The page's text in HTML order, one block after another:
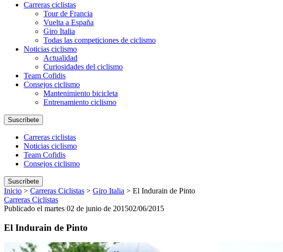
Carreras ciclistas
Tour de Francia
Vuelta a España
Giro Italia
Todas las competiciones de ciclismo
Noticias ciclismo
Actualidad
Curiosidades del ciclismo
Team Cofidis
Consejos ciclismo
Mantenimiento bicicleta
Entrenamiento ciclismo
Suscríbete
Carreras ciclistas
Noticias ciclismo
Team Cofidis
Consejos ciclismo
Suscríbete
Inicio > Carreras Ciclistas > Giro Italia > El Indurain de Pinto
Carreras Ciclistas
Publicado el martes 02 de junio de 201502/06/2015
El Indurain de Pinto